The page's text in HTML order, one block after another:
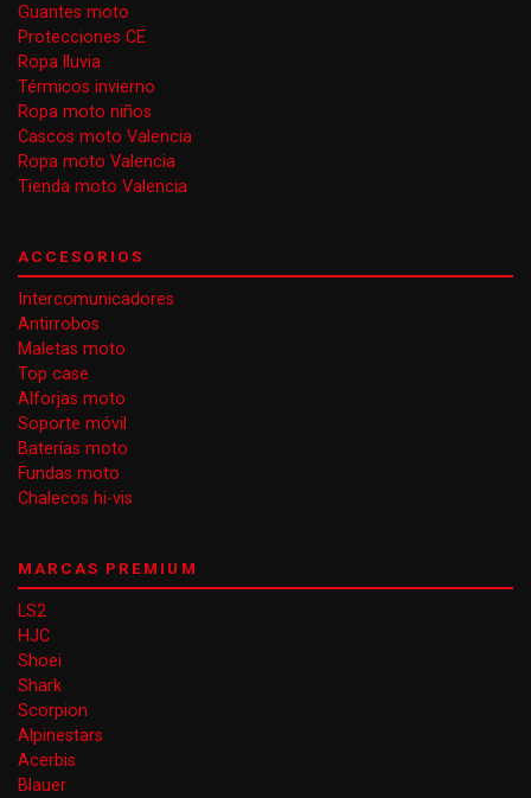
Guantes moto
Protecciones CE
Ropa lluvia
Térmicos invierno
Ropa moto niños
Cascos moto Valencia
Ropa moto Valencia
Tienda moto Valencia
ACCESORIOS
Intercomunicadores
Antirrobos
Maletas moto
Top case
Alforjas moto
Soporte móvil
Baterías moto
Fundas moto
Chalecos hi-vis
MARCAS PREMIUM
LS2
HJC
Shoei
Shark
Scorpion
Alpinestars
Acerbis
Blauer